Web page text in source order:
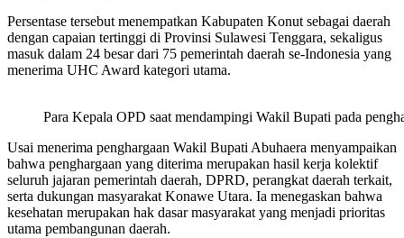
Persentase tersebut menempatkan Kabupaten Konut sebagai daerah
dengan capaian tertinggi di Provinsi Sulawesi Tenggara, sekaligus
masuk dalam 24 besar dari 75 pemerintah daerah se-Indonesia yang
menerima UHC Award kategori utama.
Para Kepala OPD saat mendampingi Wakil Bupati pada
Usai menerima penghargaan Wakil Bupati Abuhaera menyampaikan
bahwa penghargaan yang diterima merupakan hasil kerja kolektif
seluruh jajaran pemerintah daerah, DPRD, perangkat daerah terkait,
serta dukungan masyarakat Konawe Utara. Ia menegaskan bahwa
kesehatan merupakan hak dasar masyarakat yang menjadi prioritas
utama pembangunan daerah.